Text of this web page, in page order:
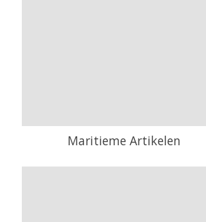
Maritieme Artikelen